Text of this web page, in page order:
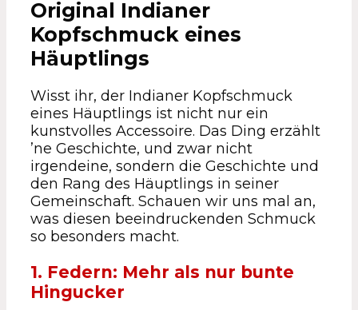
Original Indianer
Kopfschmuck eines
Häuptlings
Wisst ihr, der Indianer Kopfschmuck
eines Häuptlings ist nicht nur ein
kunstvolles Accessoire. Das Ding erzählt
’ne Geschichte, und zwar nicht
irgendeine, sondern die Geschichte und
den Rang des Häuptlings in seiner
Gemeinschaft. Schauen wir uns mal an,
was diesen beeindruckenden Schmuck
so besonders macht.
1. Federn: Mehr als nur bunte
Hingucker